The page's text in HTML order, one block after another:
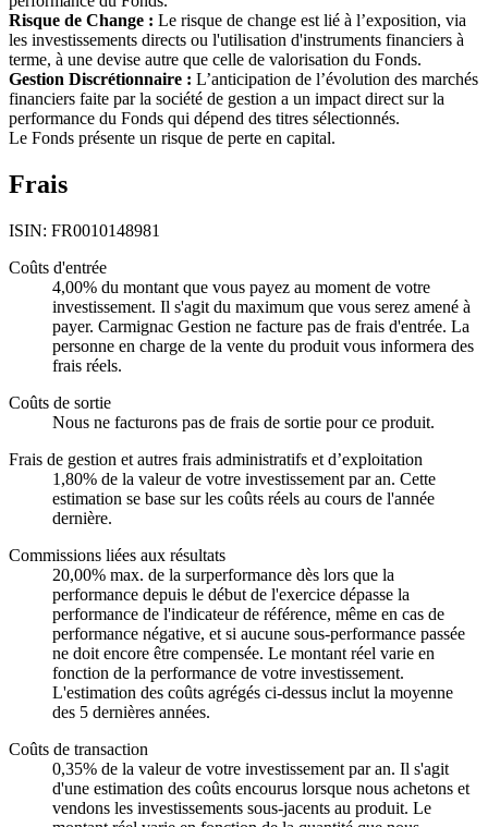
Risque de Change : Le risque de change est lié à l’exposition, via
les investissements directs ou l'utilisation d'instruments financiers à
terme, à une devise autre que celle de valorisation du Fonds.
Gestion Discrétionnaire : L’anticipation de l’évolution des marchés
financiers faite par la société de gestion a un impact direct sur la
performance du Fonds qui dépend des titres sélectionnés.
Le Fonds présente un risque de perte en capital.
Frais
ISIN: FR0010148981
Coûts d'entrée
4,00% du montant que vous payez au moment de votre
investissement. Il s'agit du maximum que vous serez amené à
payer. Carmignac Gestion ne facture pas de frais d'entrée. La
personne en charge de la vente du produit vous informera des
frais réels.
Coûts de sortie
Nous ne facturons pas de frais de sortie pour ce produit.
Frais de gestion et autres frais administratifs et d’exploitation
1,80% de la valeur de votre investissement par an. Cette
estimation se base sur les coûts réels au cours de l'année
dernière.
Commissions liées aux résultats
20,00% max. de la surperformance dès lors que la
performance depuis le début de l'exercice dépasse la
performance de l'indicateur de référence, même en cas de
performance négative, et si aucune sous-performance passée
ne doit encore être compensée. Le montant réel varie en
fonction de la performance de votre investissement.
L'estimation des coûts agrégés ci-dessus inclut la moyenne
des 5 dernières années.
Coûts de transaction
0,35% de la valeur de votre investissement par an. Il s'agit
d'une estimation des coûts encourus lorsque nous achetons et
vendons les investissements sous-jacents au produit. Le